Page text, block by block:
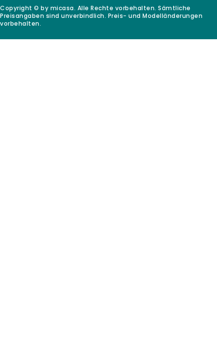
Copyright © by micasa. Alle Rechte vorbehalten. Sämtliche
Preisangaben sind unverbindlich. Preis- und Modelländerungen
vorbehalten.